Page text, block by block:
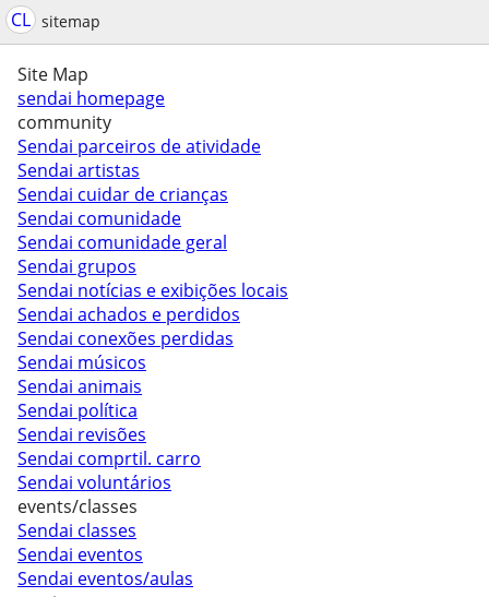
CL sitemap
Site Map
sendai homepage
community
Sendai parceiros de atividade
Sendai artistas
Sendai cuidar de crianças
Sendai comunidade
Sendai comunidade geral
Sendai grupos
Sendai notícias e exibições locais
Sendai achados e perdidos
Sendai conexões perdidas
Sendai músicos
Sendai animais
Sendai política
Sendai revisões
Sendai comprtil. carro
Sendai voluntários
events/classes
Sendai classes
Sendai eventos
Sendai eventos/aulas